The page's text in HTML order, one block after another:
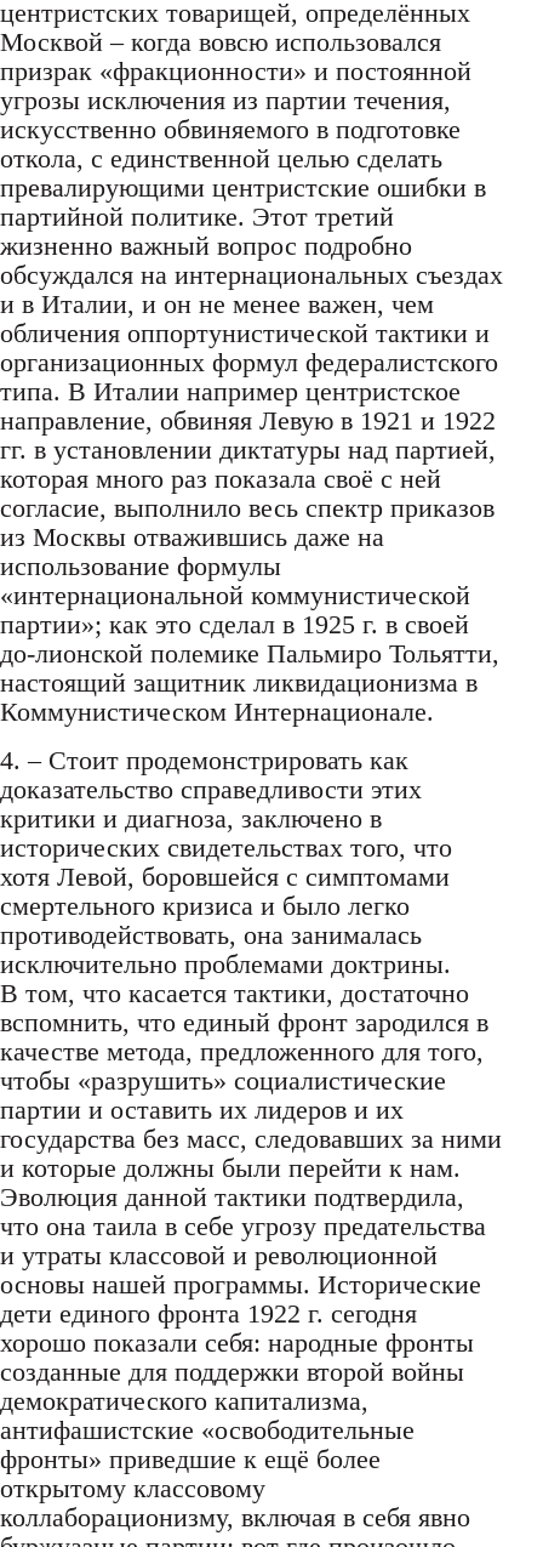
центристских товарищей, определённых
Москвой – когда вовсю использовался
призрак «фракционности» и постоянной
угрозы исключения из партии течения,
искусственно обвиняемого в подготовке
откола, с единственной целью сделать
превалирующими центристские ошибки в
партийной политике. Этот третий
жизненно важный вопрос подробно
обсуждался на интернациональных съездах
и в Италии, и он не менее важен, чем
обличения оппортунистической тактики и
организационных формул федералистского
типа. В Италии например центристское
направление, обвиняя Левую в 1921 и 1922
гг. в установлении диктатуры над партией,
которая много раз показала своё с ней
согласие, выполнило весь спектр приказов
из Москвы отважившись даже на
использование формулы
«интернациональной коммунистической
партии»; как это сделал в 1925 г. в своей
до-лионской полемике Пальмиро Тольятти,
настоящий защитник ликвидационизма в
Коммунистическом Интернационале.
4. – Стоит продемонстрировать как
доказательство справедливости этих
критики и диагноза, заключено в
исторических свидетельствах того, что
хотя Левой, боровшейся с симптомами
смертельного кризиса и было легко
противодействовать, она занималась
исключительно проблемами доктрины.
В том, что касается тактики, достаточно
вспомнить, что единый фронт зародился в
качестве метода, предложенного для того,
чтобы «разрушить» социалистические
партии и оставить их лидеров и их
государства без масс, следовавших за ними
и которые должны были перейти к нам.
Эволюция данной тактики подтвердила,
что она таила в себе угрозу предательства
и утраты классовой и революционной
основы нашей программы. Исторические
дети единого фронта 1922 г. сегодня
хорошо показали себя: народные фронты
созданные для поддержки второй войны
демократического капитализма,
антифашистские «освободительные
фронты» приведшие к ещё более
открытому классовому
коллаборационизму, включая в себя явно